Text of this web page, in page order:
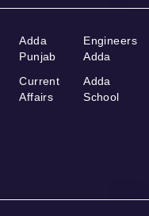
Adda
Punjab
Current
Affairs
Engineers
Adda
Adda
School